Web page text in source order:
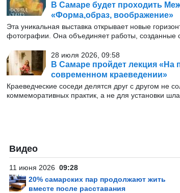
В Самаре будет проходить
«Форма,образ, воображение»
Эта уникальная выставка открывает новые
фотографии. Она объединяет работы, созданные
28 июля 2026, 09:58
В Самаре пройдет лекция «На
современном краеведении»
Краеведческие соседи делятся друг с другом
коммеморативных практик, а не для установки
Видео
11 июня 2026 09:28
20% самарских пар продолжают жить
вместе после расставания